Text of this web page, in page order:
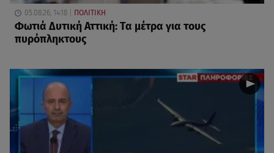
05.08.26, 14:18 ΠΟΛΙΤΙΚΗ
Φωτιά Δυτική Αττική: Τα μέτρα για τους
πυρόπληκτους